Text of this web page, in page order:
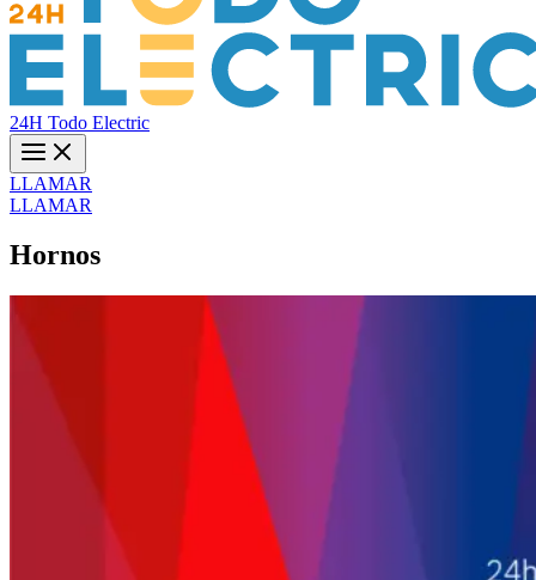
24H Todo Electric
LLAMAR
LLAMAR
Hornos